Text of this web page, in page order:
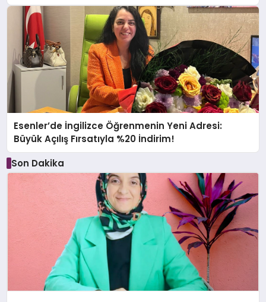
Esenler’de İngilizce Öğrenmenin Yeni Adresi:
Büyük Açılış Fırsatıyla %20 İndirim!
Son Dakika